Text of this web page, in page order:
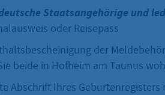
Staatsangehörige und
oder Reisepass
der
beide in Hofheim am Taunus
Abschrift Ihres